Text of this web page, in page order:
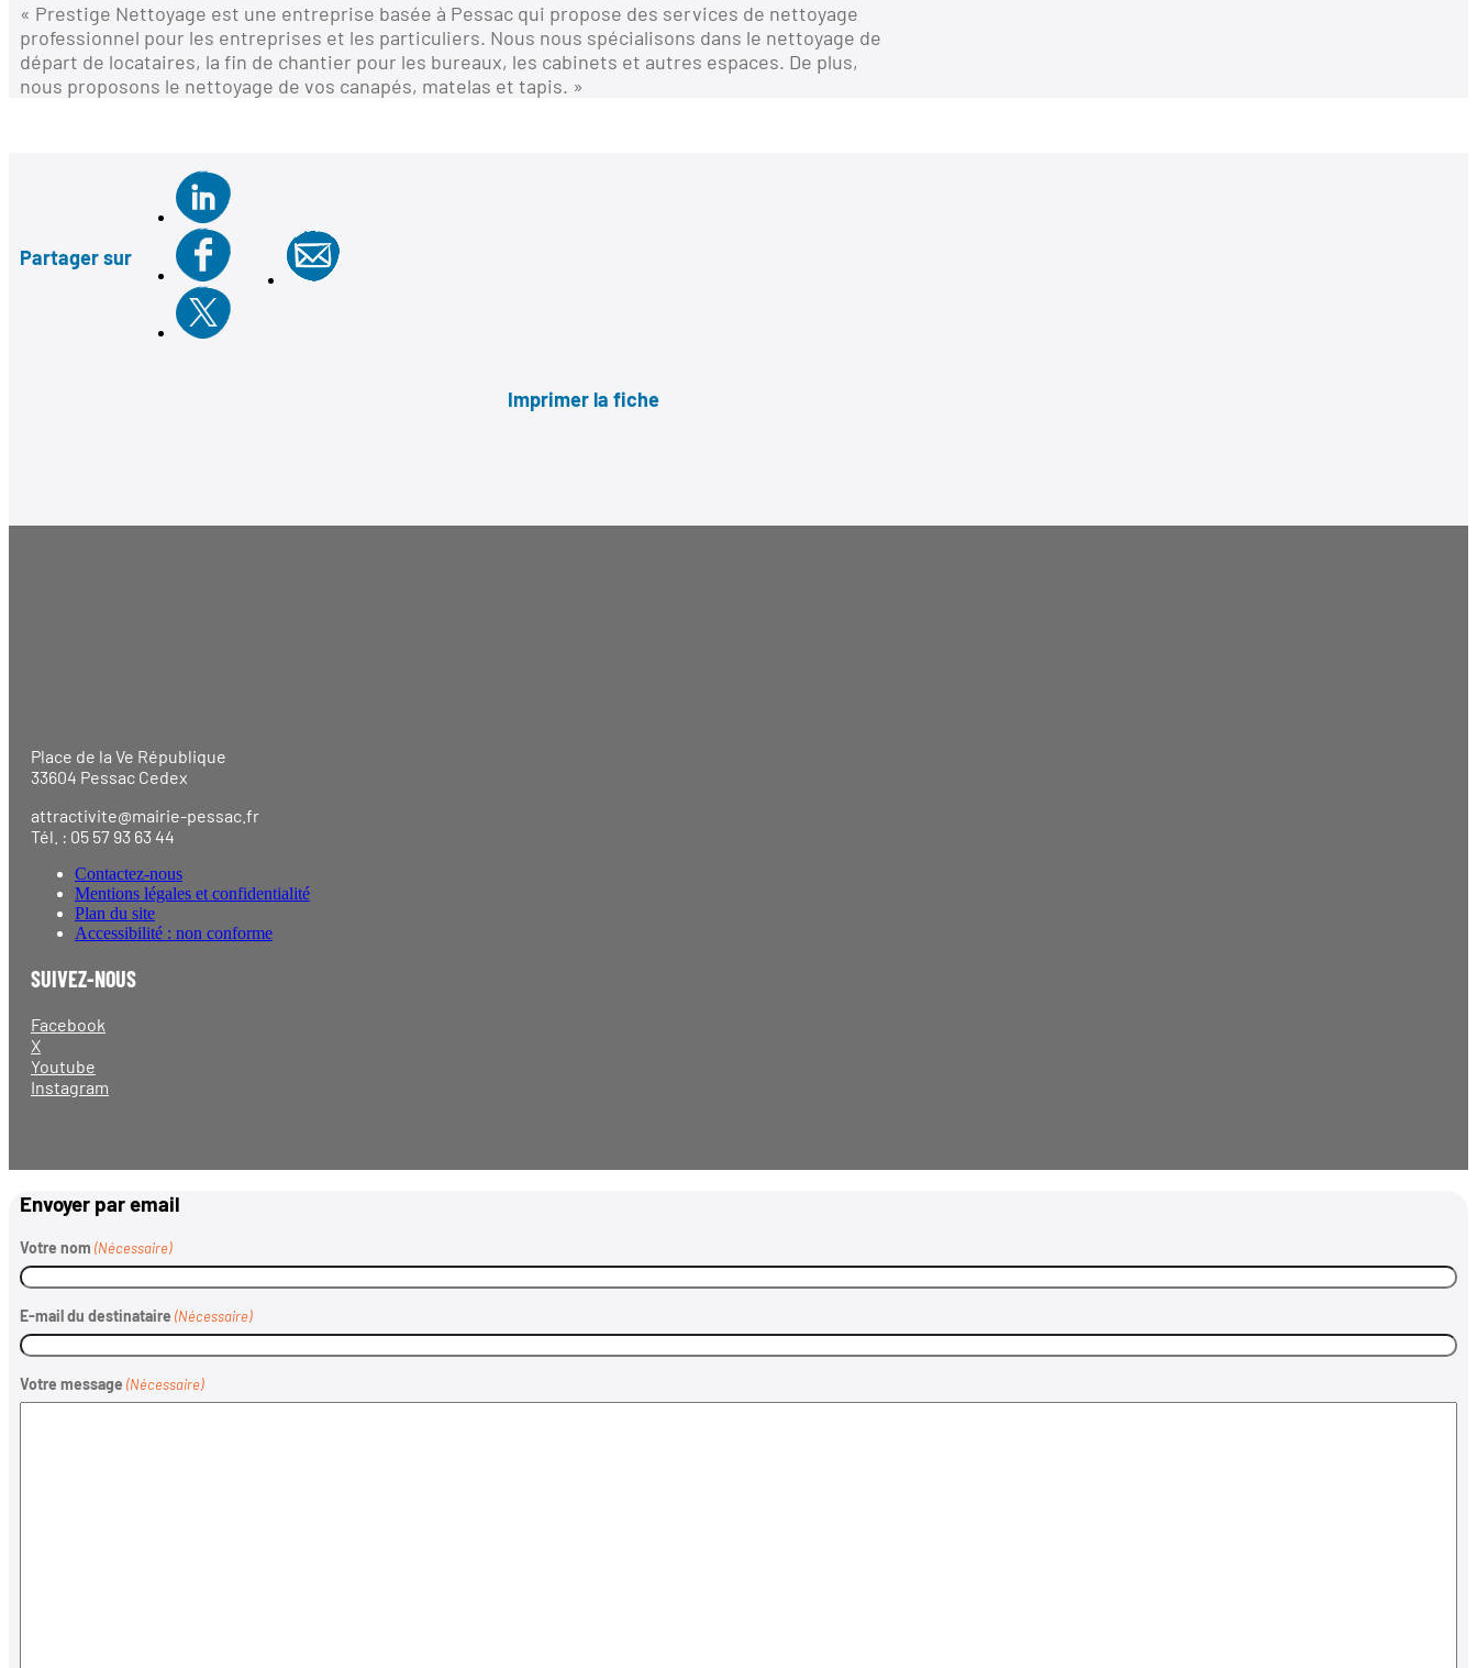
« Prestige Nettoyage est une entreprise basée à Pessac qui propose des services de nettoyage
professionnel pour les entreprises et les particuliers. Nous nous spécialisons dans le nettoyage de
départ de locataires, la fin de chantier pour les bureaux, les cabinets et autres espaces. De plus,
nous proposons le nettoyage de vos canapés, matelas et tapis. »
Partager sur
Imprimer la fiche
Place de la Ve République
33604 Pessac Cedex
attractivite@mairie-pessac.fr
Tél. : 05 57 93 63 44
Contactez-nous
Mentions légales et confidentialité
Plan du site
Accessibilité : non conforme
SUIVEZ-NOUS
Facebook
X
Youtube
Instagram
Envoyer par email
Votre nom (Nécessaire)
E-mail du destinataire (Nécessaire)
Votre message (Nécessaire)